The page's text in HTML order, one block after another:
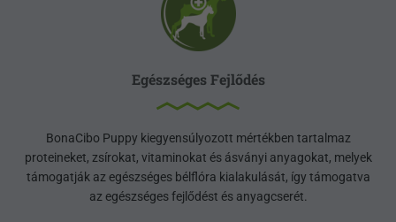
Egészséges Fejlődés
BonaCibo Puppy kiegyensúlyozott mértékben tartalmaz
proteineket, zsírokat, vitaminokat és ásványi anyagokat, melyek
támogatják az egészséges bélflóra kialakulását, így támogatva
az egészséges fejlődést és anyagcserét.